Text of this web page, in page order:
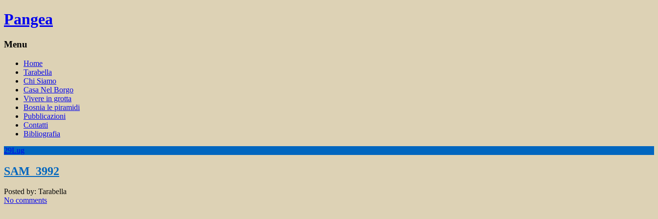
Pangea
Menu
Home
Tarabella
Chi Siamo
Casa Nel Borgo
Vivere in grotta
Bosnia le piramidi
Pubblicazioni
Contatti
Bibliografia
29Lug
SAM_3992
Posted by: Tarabella
No comments